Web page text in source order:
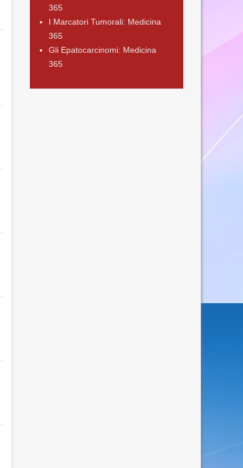
365
I Marcatori Tumorali: Medicina
365
Gli Epatocarcinomi: Medicina
365